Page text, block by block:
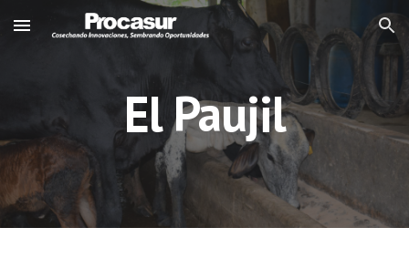
Skip to main content Skip to navigation
El Paujil